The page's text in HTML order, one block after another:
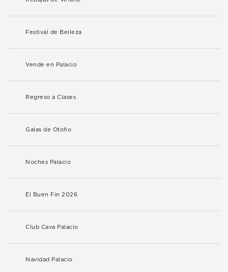
Festival de Belleza
Vende en Palacio
Regreso a Clases
Galas de Otoño
Noches Palacio
El Buen Fin 2026
Club Cava Palacio
Navidad Palacio